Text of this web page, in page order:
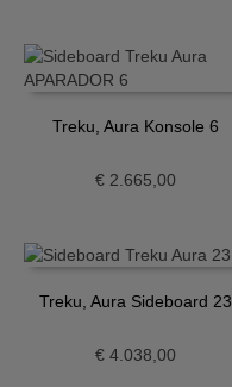
Treku, Aura Konsole 6
€2.665,00
Treku, Aura Sideboard 23
€4.038,00